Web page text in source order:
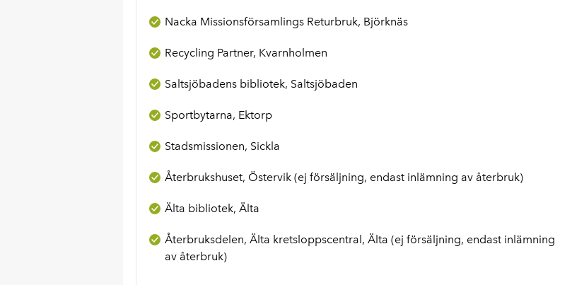
Nacka Missionsförsamlings Returbruk, Björknäs
Recycling Partner, Kvarnholmen
Saltsjöbadens bibliotek, Saltsjöbaden
Sportbytarna, Ektorp
Stadsmissionen, Sickla
Återbrukshuset, Östervik (ej försäljning, endast inlämning av återbruk)
Älta bibliotek, Älta
Återbruksdelen, Älta kretsloppscentral, Älta (ej försäljning, endast inlämning
av återbruk)